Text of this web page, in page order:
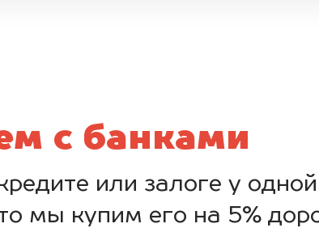
с банками
или залоге у одной
мы купим его на 5%